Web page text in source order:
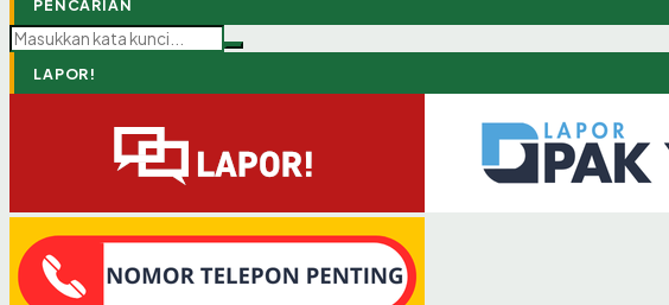
PENCARIAN
LAPOR!